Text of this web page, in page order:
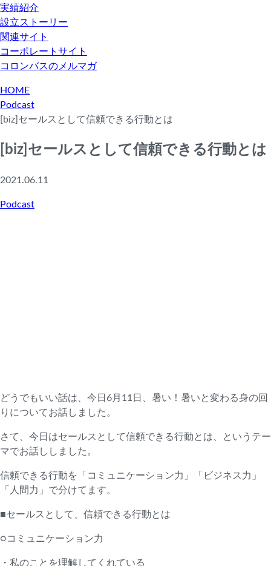
実績紹介
設立ストーリー
関連サイト
コーポレートサイト
コロンバスのメルマガ
HOME
Podcast
[biz]セールスとして信頼できる行動とは
[biz]セールスとして信頼できる行動とは
2021.06.11
Podcast
どうでもいい話は、今日6月11日、暑い！暑いと変わる身の回
りについてお話しました。
さて、今日はセールスとして信頼できる行動とは、というテー
マでお話ししました。
信頼できる行動を「コミュニケーション力」「ビジネス力」
「人間力」で分けてます。
■セールスとして、信頼できる行動とは
○コミュニケーション力
・私のことを理解してくれている